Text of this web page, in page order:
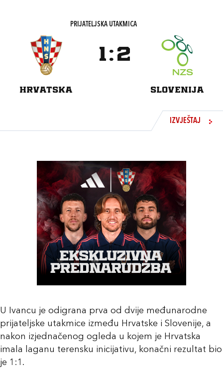
PRIJATELJSKA UTAKMICA
HRVATSKA
1: 2
SLOVENIJA
IZVJEŠTAJ
U Ivancu je odigrana prva od dvije međunarodne
prijateljske utakmice između Hrvatske i Slovenije, a
nakon izjednačenog ogleda u kojem je Hrvatska
imala laganu terensku inicijativu, konačni rezultat bio
je 1:1.